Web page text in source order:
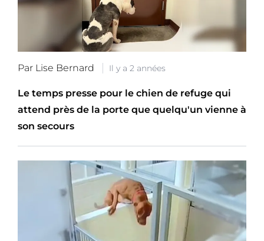
Par Lise Bernard Il y a 2 années
Le temps presse pour le chien de refuge qui
attend près de la porte que quelqu'un vienne à
son secours